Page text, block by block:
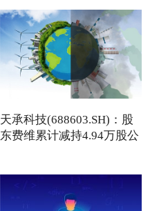
天承科技(688603.SH)：股
东费维累计减持4.94万股公